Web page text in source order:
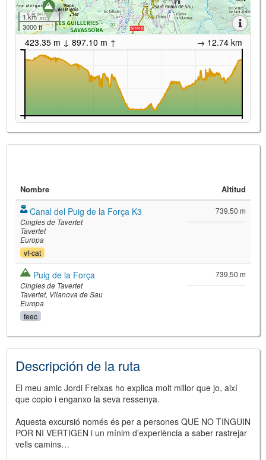
1 km
3000 ft
423.35 m ↓ 897.10 m ↑ → 12.74 km
Nombre Altitud
Canal del Puig de la Força K3
Cingles de Tavertet
Tavertet
Europa
vf-cat
739,50 m
Puig de la Força
Cingles de Tavertet
Tavertet Vilanova de Sau
Europa
feec
739,50 m
Descripción de la ruta
El meu amic Jordi Freixas ho explica molt millor que jo, així
que copio i enganxo la seva ressenya.
Aquesta excursió només és per a persones QUE NO TINGUIN
POR NI VERTIGEN i un mínim d’experiència a saber rastrejar
vells camins…